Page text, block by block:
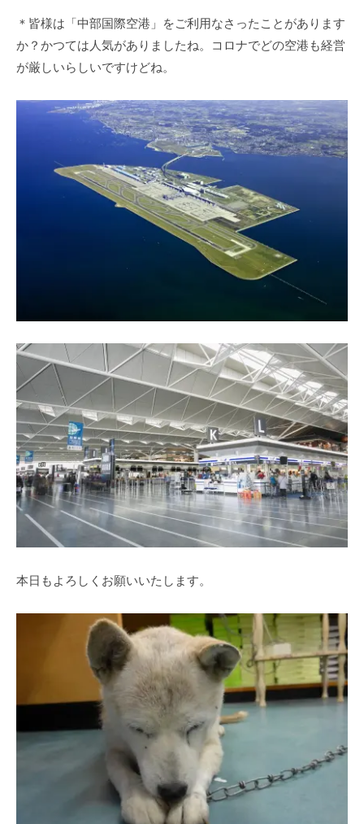
＊皆様は「中部国際空港」をご利用なさったことがあります
か？かつては人気がありましたね。コロナでどの空港も経営
が厳しいらしいですけどね。
本日もよろしくお願いいたします。